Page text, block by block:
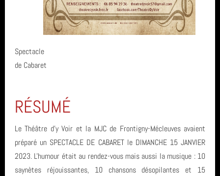
Spectacle
de Cabaret
RÉSUMÉ
Le Théâtre d'y Voir et la MJC de Frontigny-Mécleuves avaient
préparé un SPECTACLE DE CABARET le DIMANCHE 15 JANVIER
2023. L'humour était au rendez-vous mais aussi la musique : 10
saynètes réjouissantes, 10 chansons désopilantes et 15